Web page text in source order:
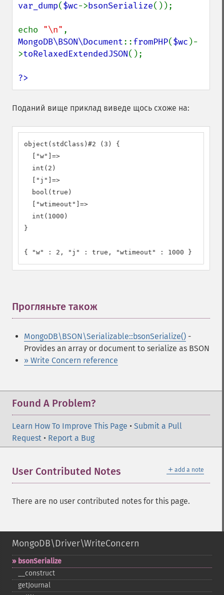
var_dump($wc->bsonSerialize());
echo "\n"
MongoDB\BSON\Document::fromPHP($wc )-
>toRelaxedExtendedJSON();
?>
Поданий вище приклад виведе щось схоже на:
object(stdClass)#2 (3) {
  ["w"]=>
  int(2)
  ["j"]=>
  bool(true)
  ["wtimeout"]=>
  int(1000)
}
{ "w" : 2, "j" : true, "wtimeout" : 1000 }
Прогляньте також
MongoDB\BSON\Serializable::bsonSerialize() -
Provides an array or document to serialize as BSON
» Write Concern reference
Found A Problem?
Learn How To Improve This Page • Submit a Pull
Request • Report a Bug
＋ add a note
User Contributed Notes
There are no user contributed notes for this page.
MongoDB\Driver\WriteConcern
bsonSerialize
_​_​construct
getJournal